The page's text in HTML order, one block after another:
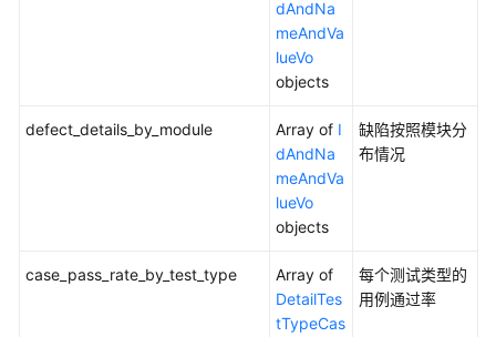
范
ShowVersionCheckTaskReport
dAndNa
meAndVa
lueVo
objects
defect_details_by_module Array of I
dAndNa
meAndVa
lueVo
objects
缺陷按照模块分
布情况
case_pass_rate_by_test_type
Array of
DetailTes
tTypeCas
每个测试类型的
用例通过率